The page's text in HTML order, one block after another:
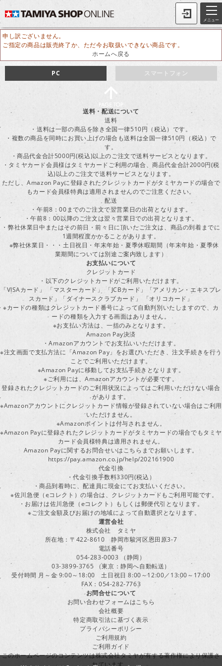
メニュー
申し訳ございません。
ご指定の商品は販売終了か、ただ今お取扱いできない商品です。
ホームへ戻る
スマートフォン
PC
送料・配送について
送料
・送料は一部の商品を除き全国一律510円（税込）です。
・複数の商品を同時にお買い上げの場合も送料は全国一律510円（税込）で
す。
・商品代金合計5000円(税込)以上のご注文で送料サービスとなります。
・タミヤカード会員様はタミヤカードご利用の場合、商品代金合計2000円(税
込)以上のご注文で送料サービスとなります。
ただし、Amazon Payに登録されたクレジットカードがタミヤカードの場合で
もカード会員様特典は適用されませんのでご注意ください。
配送
・午前8：00までのご注文で翌営業日の出荷となります。
・午前8：00以降のご注文は翌々営業日での出荷となります。
・弊社休業日中またはその前日・前々日に頂いたご注文は、商品の到着までに
1週間程度かかることがあります。
※弊社休業日・・・土日祝日・年末年始・夏季休暇期間（年末年始・夏季休
業期間については別途ご案内致します）
お支払いについて
クレジットカード
・以下のクレジットカードがご利用いただけます。
「VISAカード」 「マスターカード」 「JCBカード」「アメリカン・エキスプレ
スカード」「ダイナースクラブカード」 「オリコカード」
※カードの種類はクレジットカード番号によって自動判別いたしますので、カ
ードの種類を入力する画面はありません。
※お支払い方法は、一括のみとなります。
Amazon Pay決済
・Amazonアカウントでお支払いいただけます。
※注文画面で支払方法に「Amazon Pay」をお選びいただき、注文手続きを行う
ことでご利用いただけます。
※Amazon Payに移動してお支払手続きとなります。
※ご利用には、Amazonアカウントが必要です。
登録されたクレジットカードのご利用状況によってはご利用いただけない場合
があります。
※Amazonアカウントにクレジットカード情報が登録されていない場合はご利用
いただけません。
※Amazonポイントは付与されません。
※Amazon Payに登録されたクレジットカードがタミヤカードの場合でもタミヤ
カード会員様特典は適用されません。
Amazon Payに関するお問合せいはこちらまでお願いします。
https://pay.amazon.co.jp/help/202161900
代金引換
・代金引換手数料330円(税込）
・商品到着時に、配達員に現金にてお支払いください。
※佐川急便（eコレクト）の場合は、クレジットカードもご利用可能です。
・お届けは佐川急便（eコレクト）もしくは郵便代引となります。
※ご注文金額及びお届けの地域によって自動選択となります。
運営会社
株式会社 タミヤ
所在地：〒422-8610 静岡市駿河区恩田原3-7
電話番号
054-283-0003 （静岡）
03-3899-3765 （東京：静岡へ自動転送）
受付時間 月～金 9:00～18:00 土日祝日 8:00～12:00／13:00～17:00
FAX：054-282-7763
お問合せについて
お問い合わせフォームはこちら
会社概要
特定商取引法に基づく表示
プライバシーポリシー
ご利用規約
ご利用ガイド
このホームページのコンテンツは株式会社タミヤが有する著作権により保護さ
れています。